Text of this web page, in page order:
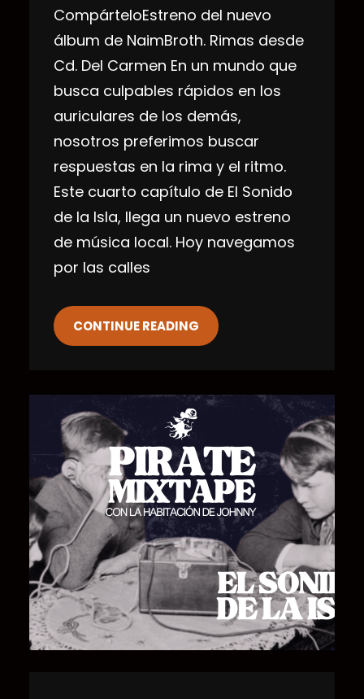
CompárteloEstreno del nuevo
álbum de NaimBroth. Rimas desde
Cd. Del Carmen En un mundo que
busca culpables rápidos en los
auriculares de los demás,
nosotros preferimos buscar
respuestas en la rima y el ritmo.
Este cuarto capítulo de El Sonido
de la Isla, llega un nuevo estreno
de música local. Hoy navegamos
por las calles
CONTINUE READING